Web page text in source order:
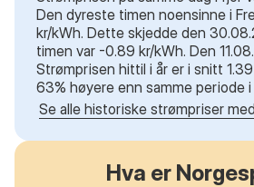
Den dyreste timen noensinne i
kr/kWh. Dette skjedde den
timen var -0.89 kr/kWh. Den
Strømprisen hittil i år er i snitt
63% høyere enn samme periode i
Se alle historiske strømpriser
Hva er